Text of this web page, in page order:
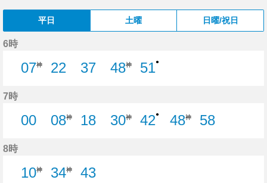
平日 土曜 日曜/祝日
6時
07神
22
37
48神
51●
7時
00
08神
18
30神
42● 48神
58
8時
10神 34神
43